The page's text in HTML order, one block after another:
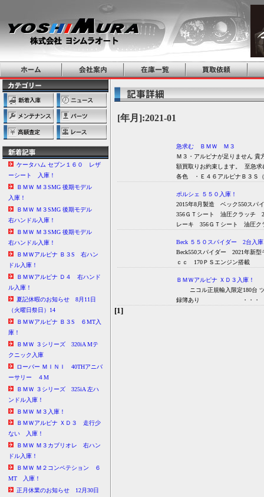
ケータハム セブン１６０ レザ
ーシート 入庫！
ＢＭＷ Ｍ３SMG 後期モデル
入庫！
ＢＭＷ Ｍ３SMG 後期モデル
右ハンドル入庫！
ＢＭＷ Ｍ３SMG 後期モデル
右ハンドル入庫！
ＢＭＷアルピナ Ｂ３S 右ハン
ドル入庫！
ＢＭＷアルピナ Ｄ４ 右ハンド
ル入庫！
夏記休暇のお知らせ 8月11日
（火曜日祭日）14
ＢＭＷアルピナ Ｂ３S ６MT入
庫！
ＢＭＷ ３シリーズ 320iA Mテ
クニック入庫
ローバー ＭＩＮＩ 40THアニバ
ーサリー ４M
ＢＭＷ ３シリーズ 325iA 左ハ
ンドル入庫！
ＢＭＷ Ｍ３入庫！
ＢＭＷアルピナ ＸＤ３ 走行少
ない 入庫！
ＢＭＷ Ｍ３カブリオレ 右ハン
ドル入庫！
ＢＭＷ Ｍ２コンペテション ６
MT 入庫！
正月休業のお知らせ 12月30日
[年月]:2021-01
急求む ＢＭＷ Ｍ３
Ｍ３・アルピナが足りません
額買取りお約束します。 至急
各色 ・Ｅ４６アルピナＢ３Ｓ
ポルシェ ５５０入庫！
2015年8月製造 ベック550ス
356ＧＴシート 油圧クラッチ
レーキ 356ＧＴシート 油圧
Beck ５５０スパイダー 2台入
Beck550スパイダー 2021年新
ｃｃ 170ＰＳエン
ＢＭＷアルピナ ＸＤ３入庫！
ニコル正規輸入限定180台 ツ
録簿あり ・・・
[1]